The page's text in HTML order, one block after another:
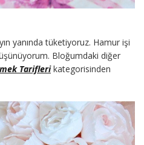
yanında tüketiyoruz. Hamur işi
Bloğumdaki diğer
Tarifleri kategorisinden